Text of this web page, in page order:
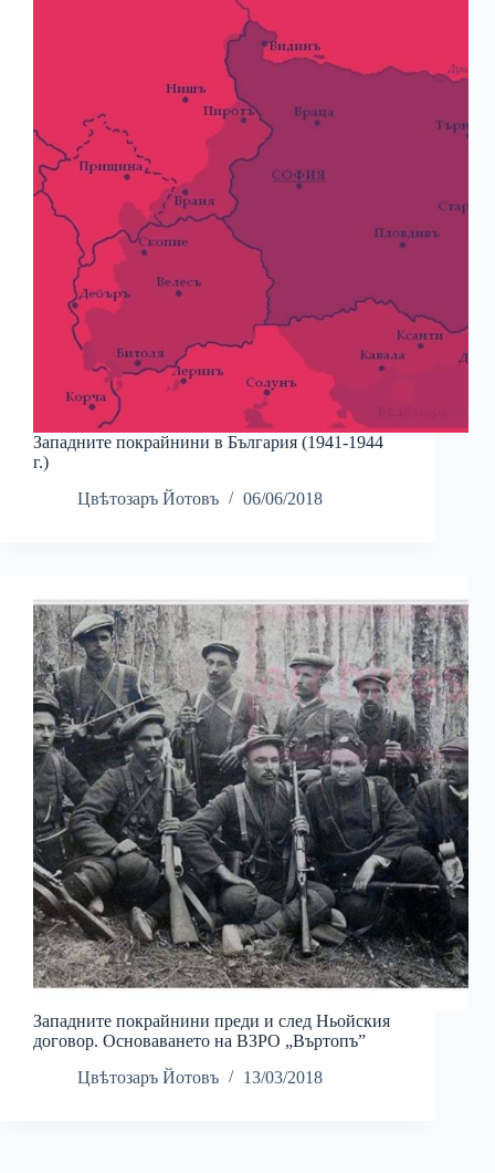
Западните покрайнини в България (1941-1944
г.)
Цвѣтозаръ Йотовъ
06/06/2018
Западните покрайнини преди и след Ньойския
договор. Основаването на ВЗРО „Въртопъ”
Цвѣтозаръ Йотовъ
13/03/2018